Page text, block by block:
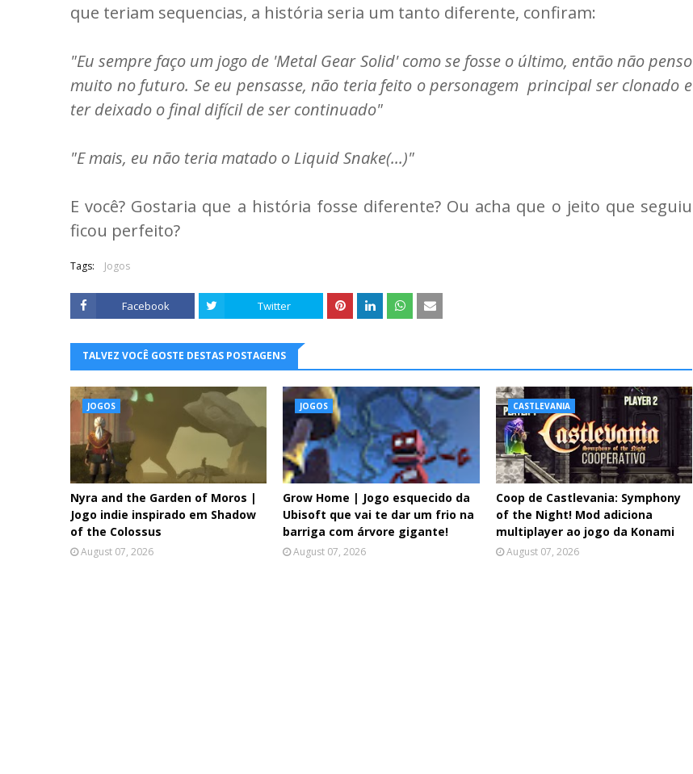
que teriam sequencias, a história seria um tanto diferente, confiram:
"Eu sempre faço um jogo de 'Metal Gear Solid' como se fosse o último, então não penso
muito no futuro. Se eu pensasse, não teria feito o personagem principal ser clonado e
ter deixado o final difícil de ser continuado"
"E mais, eu não teria matado o Liquid Snake(...)"
E você? Gostaria que a história fosse diferente? Ou acha que o jeito que seguiu
ficou perfeito?
Tags: Jogos
Facebook Twitter
TALVEZ VOCÊ GOSTE DESTAS POSTAGENS
JOGOS
Nyra and the Garden of Moros |
Jogo indie inspirado em Shadow
of the Colossus
August 07, 2026
JOGOS
Grow Home | Jogo esquecido da
Ubisoft que vai te dar um frio na
barriga com árvore gigante!
August 07, 2026
CASTLEVANIA
Coop de Castlevania: Symphony
of the Night! Mod adiciona
multiplayer ao jogo da Konami
August 07, 2026